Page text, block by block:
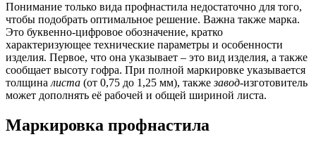
Понимание только вида профнастила недостаточно для того,
чтобы подобрать оптимальное решение. Важна также марка.
Это буквенно-цифровое обозначение, кратко
характеризующее технические параметры и особенности
изделия. Первое, что она указывает – это вид изделия, а также
сообщает высоту гофра. При полной маркировке указывается
толщина листа (от 0,75 до 1,25 мм), такжезавод-изготовитель
может дополнять её рабочей и общей шириной листа.
Маркировка профнастила